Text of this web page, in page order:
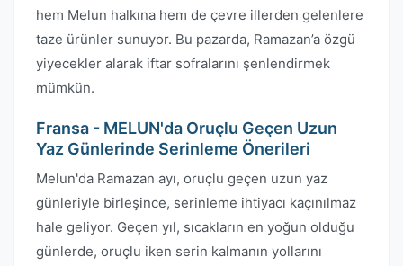
hem Melun halkına hem de çevre illerden gelenlere
taze ürünler sunuyor. Bu pazarda, Ramazan’a özgü
yiyecekler alarak iftar sofralarını şenlendirmek
mümkün.
Fransa - MELUN'da Oruçlu Geçen Uzun
Yaz Günlerinde Serinleme Önerileri
Melun'da Ramazan ayı, oruçlu geçen uzun yaz
günleriyle birleşince, serinleme ihtiyacı kaçınılmaz
hale geliyor. Geçen yıl, sıcakların en yoğun olduğu
günlerde, oruçlu iken serin kalmanın yollarını